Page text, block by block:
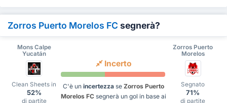
Zorros Puerto Morelos FC segnerà?
Mons Calpe
Yucatán
Zorros Puerto
Morelos
Clean Sheets in
52%
di partite
Incerto
C'è un incertezza se Zorros Puerto
Morelos FC segnerà un gol in base ai
Segnato
71%
di partite